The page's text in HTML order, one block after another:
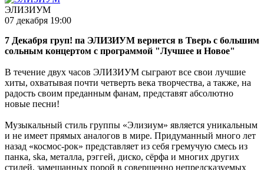
ЭЛИЗИУМ
07 декабря 19:00
7 Декабря груп! па ЭЛИЗИУМ вернется в Тверь с большим
сольным концертом с программой "Лучшее и Новое"
В течение двух часов ЭЛИЗИУМ сыграют все свои лучшие
хиты, охватывая почти четверть века творчества, а также, на
радость своим преданным фанам, представят абсолютно
новые песни!
Музыкальный стиль группы «Элизиум» является уникальным
и не имеет прямых аналогов в мире. Придуманный много лет
назад «космос-рок» представляет из себя гремучую смесь из
панка, ska, металла, рэггей, диско, сёрфа и многих других
стилей, замешанных порой в совершенно непредсказуемых